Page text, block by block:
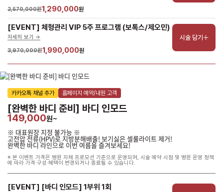
2,570,000원1,290,000원
[EVENT] 체형관리 VIP 5주 프로그램 (보톡스/제오민)
자세히 보기 ->
3,970,000원1,990,000원
시술 담기
카카오톡 채널 추가 홈페이지 예약/내원 고객
[완벽한 바디 준비] 바디 인모드
149,000원~
※ 대표원장 지정 불가능 ※
고전압 전류(HPV)로 지방분해배출! 보기싫은 셀룰라이트 제거!
완벽한 바디 라인으로 이번 여름을 즐겨보세요!
※ 본 이벤트 가격은 병원 자체 프로모션 기준으로 운영되며, 시술 예약 시점 및 병원 운영 정책
에 따라 가격·구성·혜택이 변경되거나 종료될 수 있습니다.
[EVENT] [바디 인모드] 1부위 1회